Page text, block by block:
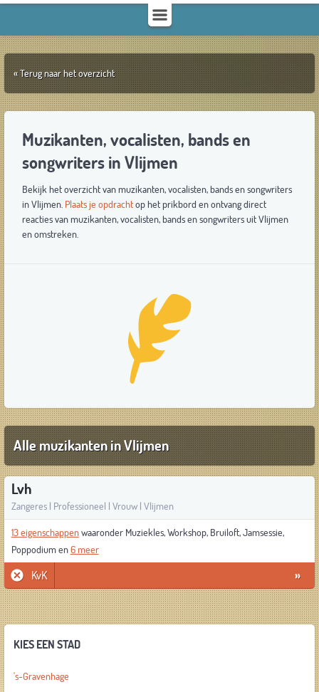
« Terug naar het overzicht
Muzikanten, vocalisten, bands en
songwriters in Vlijmen
Bekijk het overzicht van muzikanten, vocalisten, bands en songwriters
in Vlijmen. Plaats je opdrachtop het prikbord en ontvang direct
reacties van muzikanten, vocalisten, bands en songwriters uit Vlijmen
en omstreken.
Alle muzikanten in Vlijmen
Lvh
Zangeres | Professioneel | Vrouw | Vlijmen
13 eigenschappenwaaronder Muziekles, Workshop, Bruiloft, Jamsessie,
Poppodium en6 meer
KvK »
KIES EEN STAD
's-Gravenhage